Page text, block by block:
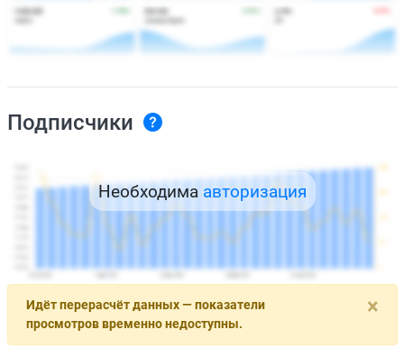
Подписчики
Необходима авторизация
×
Идёт перерасчёт данных — показатели
просмотров временно недоступны.